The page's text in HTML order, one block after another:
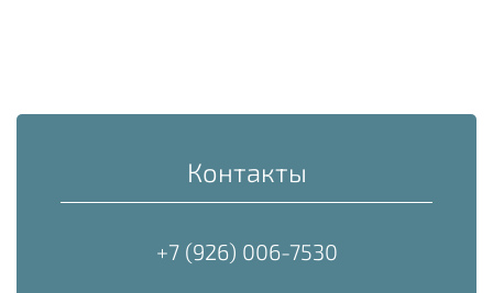
Контакты
+7 (926) 006-7530